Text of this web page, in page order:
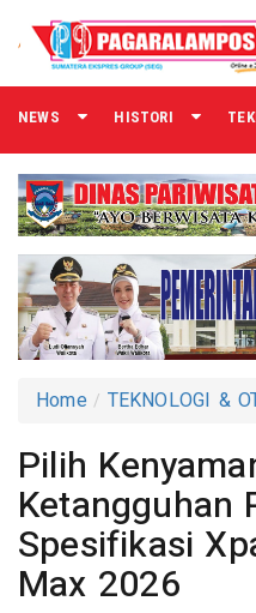
NEWS HISTORI
Home TEKNOLOGI &
Pilih
Ketangguhan
Spesifikasi
Max 2026